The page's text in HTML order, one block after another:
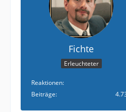
Fichte
Erleuchteter
Reaktionen
Beiträge